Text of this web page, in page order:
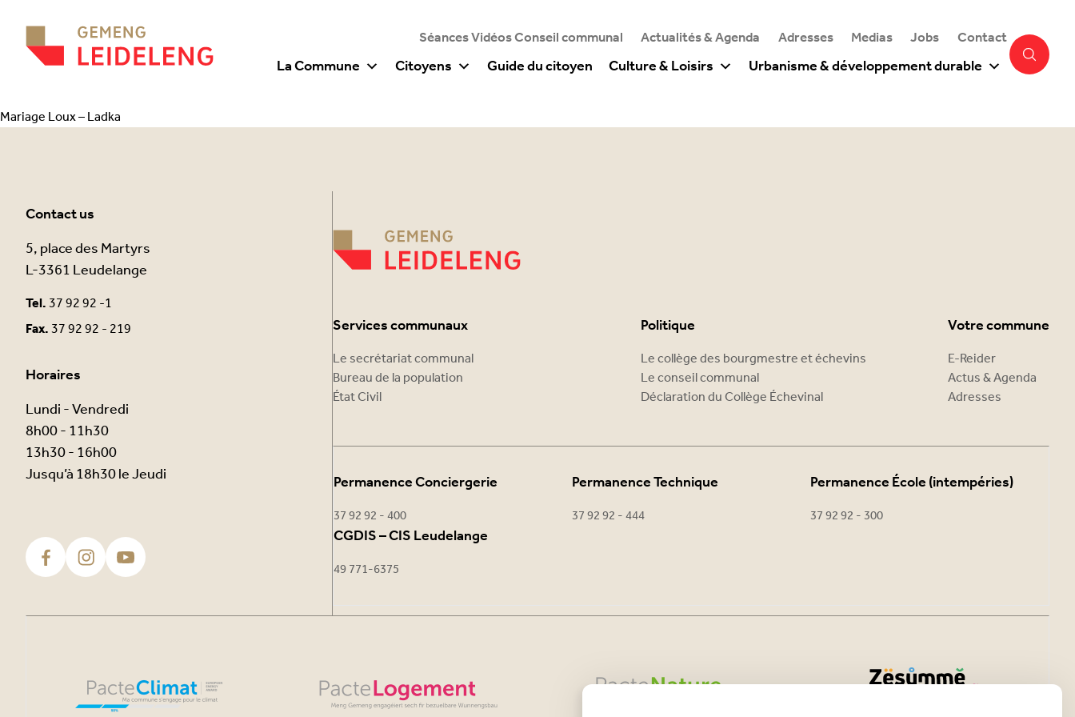
Séances Vidéos Conseil communal Actualités & Agenda Adresses Medias Jobs Contact
La Commune Citoyens Guide du citoyen Culture & Loisirs Urbanisme & développement durable
Mariage Loux – Ladka
Contact us
5, place des Martyrs
L-3361 Leudelange
Tel.37 92 92 -1
Fax.37 92 92 - 219
Horaires
Lundi - Vendredi
8h00 - 11h30
13h30 - 16h00
Jusqu’à 18h30 le Jeudi
Services communaux
Le secrétariat communal
Bureau de la population
État Civil
Politique
Le collège des bourgmestre et échevins
Le conseil communal
Déclaration du Collège Échevinal
Votre commune
E-Reider
Actus & Agenda
Adresses
Permanence Conciergerie
37 92 92 - 400
Permanence Technique
37 92 92 - 444
Permanence École (intempéries)
37 92 92 - 300
CGDIS – CIS Leudelange
49 771-6375